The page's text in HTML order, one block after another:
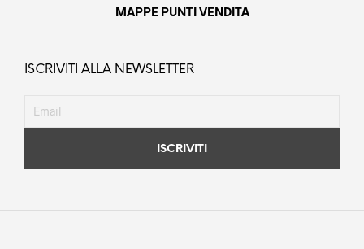
MAPPE PUNTI VENDITA
ISCRIVITI ALLA NEWSLETTER